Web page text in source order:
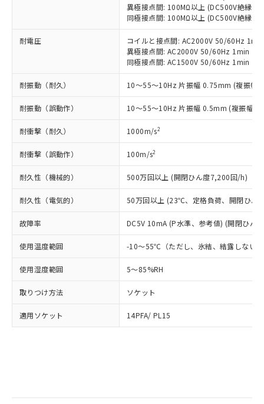
異極接点間: 100MΩ以上 (DC500V絶縁抵
同極接点間: 100MΩ以上 (DC500V絶縁抵
耐電圧
コイルと接点間: AC2000V 50/60Hz 1min
異極接点間: AC2000V 50/60Hz 1min
同極接点間: AC1500V 50/60Hz 1min
耐振動（耐久） 10～55～10Hz 片振幅 0.75mm (複振幅
耐振動（誤動作） 10～55～10Hz 片振幅 0.5mm (複振幅
耐衝撃（耐久） 1000m/s2
耐衝撃（誤動作） 100m/s2
耐久性（機械的） 500万回以上 (開閉ひん度7,200回/h)
耐久性（電気的） 50万回以上 (23℃、定格負荷、開閉ひん
故障率 DC5V 10mA (P水準、参考値) (開閉ひん
使用温度範囲 -10～55℃（ただし、氷結、結露しない
使用湿度範囲 5～85%RH
取りつけ方法 ソケット
適用ソケット 14PFA/ PL15
記載している更新日時点での社内デー
タに基づき作成されるものであり、閲
覧された時点での実際の在庫および標
準価格とは異なる場合があることをご
了承ください。
正式な納期状況および標準価格はお客
様のお取引先、またはお客様担当のオ
ムロン制御機器販売店・当社販売員に
ご相談ください。
オムロン制御機器販売店や当社販売拠
販売ネットワーク
ください。
在庫状況および標準価格結果を当社の
事前の承諾なく第三者に漏洩または開
示しないようお願いします。
マイパーツ機能（部品リスト作成サー
ビス）をご利用いただくには、I-Web
メンバーズにご登録されている必要が
お客様が当ウェブサイト上で当社にご
登録された部品リストについて、当社
および当社の共同利用者が、当社の製
引・商談に必要な範囲で利用すること
をご了承ください。
※当社の共同利用者とは、
*EU RoHS指令（10物質）：
鉛(Pb) 1000ppm以下、 水銀(Hg) 1000ppm以下、 カド
ミウム(Cd) 100ppm以下、
六価クロム(Cr(Ⅵ)) 1000ppm以下、ポリ臭化ビフェニル
類(PBB) 1000ppm以下、ポリ臭化ジフェニルエーテル類
(PBDE) 1000ppm以下、フタル酸ビス(2-エチルヘキシ
ル) (DEHP)(別名：DOP) 1000ppm以下、フタル酸ブチ
ルベンジル（BBP） 1000ppm以下、フタル酸ジブチル
（DBP） 1000ppm以下、フタル酸ジイソブチル
但し、RoHS指令で産業用監視および制御機器に対する
フタル酸エステル類の４物質については閾値を超える意
図的な使用がないことを確認しています。
月が前後することがあります。
※3 非含有証明書ダウンロード
下記の非含有証明書をダウンロードするこ
とができます。
EU RoHS指令（10物質）の非含有証明書
51物質の非含有証明書（当社基準）
*中国RoHS10物質の基準値 (GB/T26572)：
Pb(鉛) :1000ppm、 Hg(水銀) : 1000ppm、 Cd(カドミウ
Cr(Ⅵ)(六価クロム) : 1000ppm、 PBBs(ポリ臭化ビフェ
ニル類) : 1000ppm、 PBDEs(ポリ臭化ジフェニルエーテ
DBP(フタル酸ジブチル) : 1000ppm、 DIBP(フタル酸ジ
イソブチル) : 1000ppm、 BBP(フタル酸ブチルベンジ
DEHP(フタル酸ビス(2-エチルヘキシル)) : 1000ppm
※2 環境保護使用期限
「ｅ」：有害物質（10物質）のすべてが基
準値以下であることを示します。
質が外部に漏えいし、環境に深刻な影響を
及ぼさない年数を意味します。
「－」：未確認です。当社販売部門へお問
い合わせください。
（以下｢規制貨物等」という）を輸出
または国外への提供する場合は、日本
可)を取得するなどの必要な手続きを
当社は規制貨物を破棄する場合は、完
全に破砕するなど、違法に輸出されな
いよう必要な手段を講じます。
当社は貴社製品を、核兵器、ミサイ
ル、化学兵器、生物兵器またはその他
武器並びにこれらの製造装置等に一切
使用いたしません。
当社は、貴社製品を第三者に販売する
該第三者に通知します。また当社は、
販売先および販売に係わる関係者が違
法に輸出するおそれがある場合は、取
り引きをいたしません。
一定数以上の在庫あり
一定数には満たないが在庫あり
在庫なし(最新の在庫状況につ
いては、お客様のお取引先、ま
たはお客様担当のオムロン制御
機器販売店・当社販売員にご確
認ください)
空
受注生産機種、また在庫状況の
情報を公開していない機種